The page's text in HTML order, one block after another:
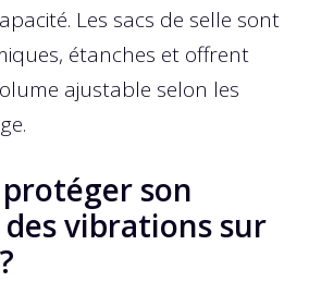
Les sacs de selle sont
étanches et offrent
ajustable selon les
son
vibrations sur